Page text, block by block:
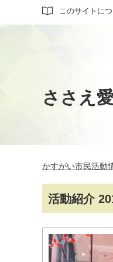
このサイトに
サイト内検索
ささえ
かすがい市民活動
活動紹介